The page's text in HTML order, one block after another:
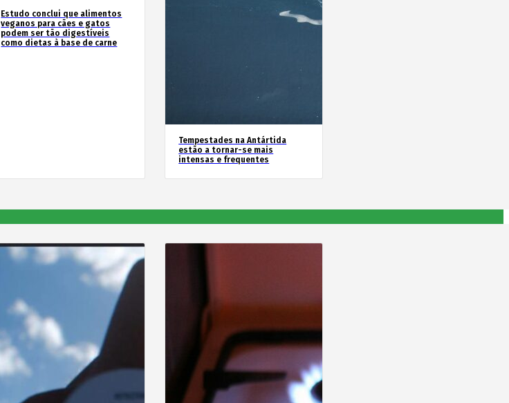
Estudo conclui que alimentos
veganos para cães e gatos
podem ser tão digestíveis
como dietas à base de carne
Tempestades na Antártida
estão a tornar-se mais
intensas e frequentes